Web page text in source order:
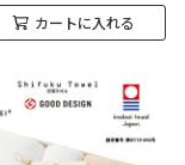
カートに入れる